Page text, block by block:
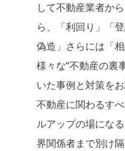
して不動産業者か
ら、「利回り」「
偽造」さらには「
様々な“不動産の裏
いた事例と対策を
不動産に関わるす
ルアップの場にな
界関係者まで別け